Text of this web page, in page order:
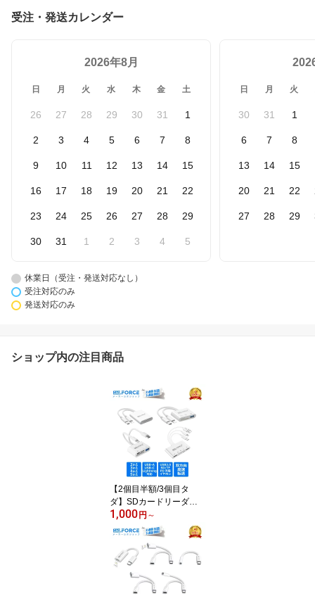
受注・発送カレンダー
2026年8月
日 月 火 水 木 金 土
26 27 28 29 30 31 1
2 3 4 5 6 7 8
9 10 11 12 13 14 15
16 17 18 19 20 21 22
23 24 25 26 27 28 29
30 31 1 2 3 4 5
日 月 火
30 31 1
6 7 8
13 14 15
20 21 22
27 28 29
休業日（受注・発送対応なし）
受注対応のみ
発送対応のみ
ショップ内の注目商品
【2個目半額/3個目タ
ダ】SDカードリーダー S
D microSD USB-C USB-
A Ligntning タイプc PD
充電 ファイル 写真 ビデ
オ データ 双方向 高速転
送 2in1/3in1/4in1/5in1 iP
hone16/15/14/13/12/11
PC Android Macbook iM
1,000円 ～